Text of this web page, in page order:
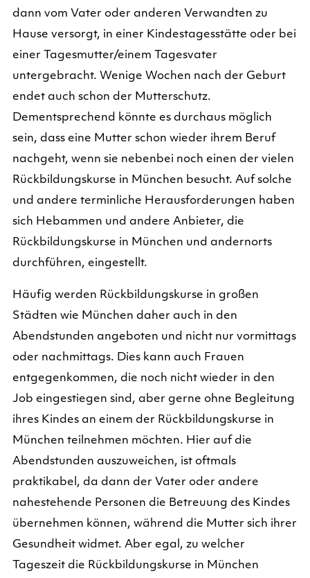
dann vom Vater oder anderen Verwandten zu
Hause versorgt, in einer Kindestagesstätte oder bei
einer Tagesmutter/einem Tagesvater
untergebracht. Wenige Wochen nach der Geburt
endet auch schon der Mutterschutz.
Dementsprechend könnte es durchaus möglich
sein, dass eine Mutter schon wieder ihrem Beruf
nachgeht, wenn sie nebenbei noch einen der vielen
Rückbildungskurse in München besucht. Auf solche
und andere terminliche Herausforderungen haben
sich Hebammen und andere Anbieter, die
Rückbildungskurse in München und andernorts
durchführen, eingestellt.
Häufig werden Rückbildungskurse in großen
Städten wie München daher auch in den
Abendstunden angeboten und nicht nur vormittags
oder nachmittags. Dies kann auch Frauen
entgegenkommen, die noch nicht wieder in den
Job eingestiegen sind, aber gerne ohne Begleitung
ihres Kindes an einem der Rückbildungskurse in
München teilnehmen möchten. Hier auf die
Abendstunden auszuweichen, ist oftmals
praktikabel, da dann der Vater oder andere
nahestehende Personen die Betreuung des Kindes
übernehmen können, während die Mutter sich ihrer
Gesundheit widmet. Aber egal, zu welcher
Tageszeit die Rückbildungskurse in München